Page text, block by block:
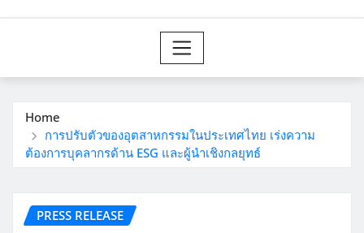
Home
การปรับตัวของอุตสาหกรรมในประเทศไทย เร่งความ
ต้องการบุคลากรด้าน ESG และผู้นำเชิงกลยุทธ์
PRESS RELEASE